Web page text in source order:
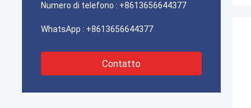
Numero di telefono : +8613656644377
WhatsApp : +8613656644377
Contatto